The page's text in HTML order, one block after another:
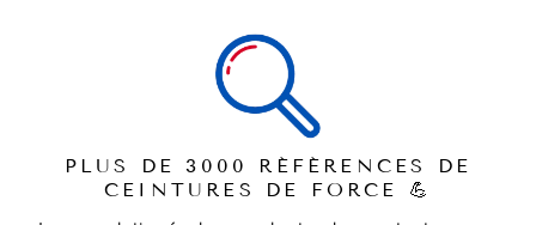
PLUS DE 3000 RÉFÉRENCES DE
CEINTURES DE FORCE 💪